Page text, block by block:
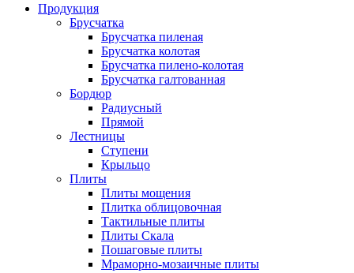
Продукция
Брусчатка
Брусчатка пиленая
Брусчатка колотая
Брусчатка пилено-колотая
Брусчатка галтованная
Бордюр
Радиусный
Прямой
Лестницы
Ступени
Крыльцо
Плиты
Плиты мощения
Плитка облицовочная
Тактильные плиты
Плиты Скала
Пошаговые плиты
Мраморно-мозаичные плиты